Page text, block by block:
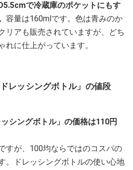
で冷蔵庫のポケットにもす
容量は160mlです。色は青みのか
リアも販売されていますが、どち
れに仕上がっています。
レッシングボトル」の値段
シングボトル」の価格は110円
すが、100均ならではのコスパの
。ドレッシングボトルの使い心地